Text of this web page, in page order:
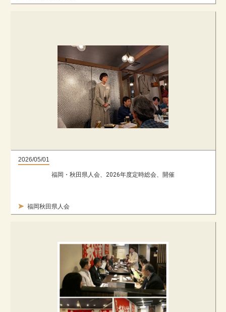
2026/05/01
福岡秋田県人会
福岡・秋田県人会、2026年度定時総会、開催